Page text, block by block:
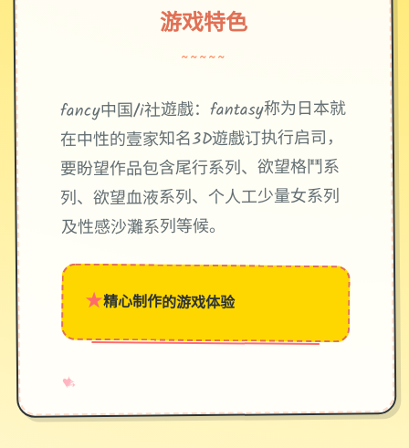
游戏特色
~~~~~
fancy中国/i社遊戲：fantasy称为日本就
在中性的壹家知名3D遊戲订执行启司，
要盼望作品包含尾行系列、欲望格鬥系
列、欲望血液系列、个人工少量女系列
及性感沙灘系列等候。
★精心制作的游戏体验
♥
✧
→